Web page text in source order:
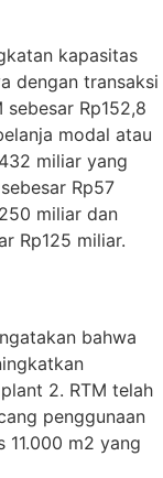
kapasitas
dengan transaksi
Rp152,8
modal atau
miliar yang
Rp57
miliar dan
Rp125 miliar.
bahwa
2. RTM telah
penggunaan
m2 yang